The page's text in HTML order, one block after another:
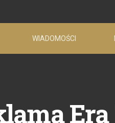
WIADOMOŚCI
Era